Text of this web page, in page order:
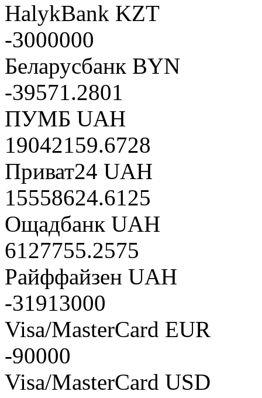
HalykBank KZT
-3000000
Беларусбанк BYN
-39571.2801
ПУМБ UAH
19042159.6728
Приват24 UAH
15558624.6125
Ощадбанк UAH
6127755.2575
Райффайзен UAH
-31913000
Visa/MasterCard EUR
-90000
Visa/MasterCard USD